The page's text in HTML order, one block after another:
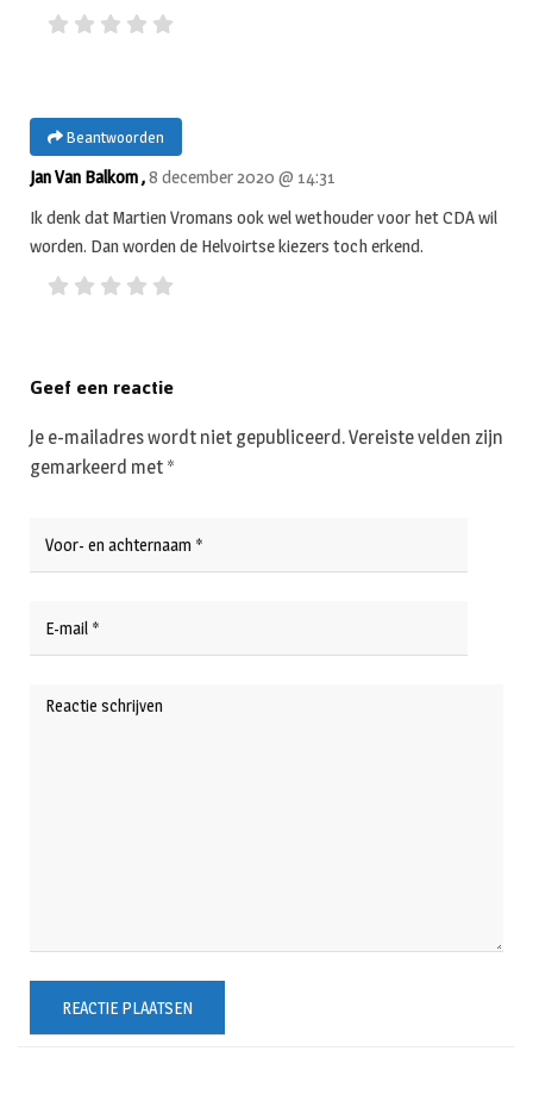
Beantwoorden
Jan Van Balkom ,8 december 2020 @ 14:31
Ik denk dat Martien Vromans ook wel wethouder voor het CDA wil
worden. Dan worden de Helvoirtse kiezers toch erkend.
Geef een reactie
Je e-mailadres wordt niet gepubliceerd.Vereiste velden zijn
gemarkeerd met *